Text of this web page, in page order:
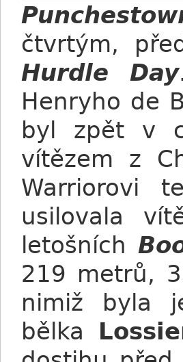
čtvrtým,
Hurdle Day
Henryho de
byl zpět v
vítězem z
Warriorovi
usilovala
letošních
219 metrů,
nimiž byla
bělka